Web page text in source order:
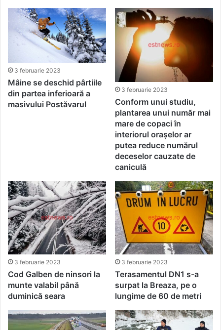
3 februarie 2023
Mâine se deschid pârtiile
din partea inferioară a
masivului Postăvarul
3 februarie 2023
Conform unui studiu,
plantarea unui număr mai
mare de copaci în
interiorul oraşelor ar
putea reduce numărul
deceselor cauzate de
caniculă
3 februarie 2023
Cod Galben de ninsori la
munte valabil până
duminică seara
3 februarie 2023
Terasamentul DN1 s-a
surpat la Breaza, pe o
lungime de 60 de metri